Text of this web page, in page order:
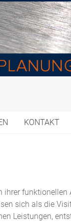
KONTAKT
funktionellen
sich als die
Leistungen,